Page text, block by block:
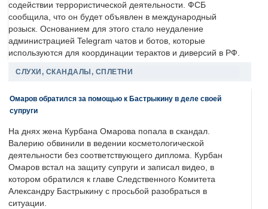
содействии террористической деятельности. ФСБ
сообщила, что он будет объявлен в международный
розыск. Основанием для этого стало неудаление
администрацией Telegram чатов и ботов, которые
используются для координации терактов и диверсий в РФ.
СЛУХИ, СКАНДАЛЫ, СПЛЕТНИ
Омаров обратился за помощью к Бастрыкину в деле своей
супруги
На днях жена Курбана Омарова попала в скандал.
Валерию обвинили в ведении косметологической
деятельности без соответствующего диплома. Курбан
Омаров встал на защиту супруги и записал видео, в
котором обратился к главе Следственного Комитета
Александру Бастрыкину с просьбой разобраться в
ситуации.